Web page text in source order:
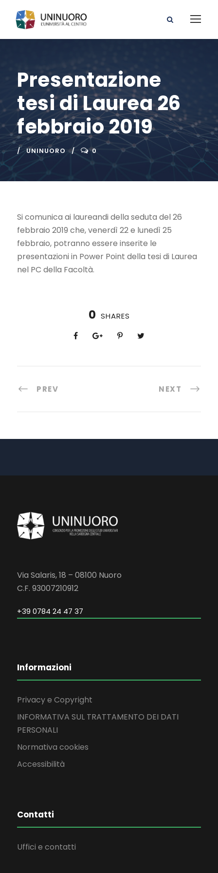
Presentazione
tesi di Laurea 26
febbraio 2019
UNINUORO 0
Si comunica ai laureandi della seduta del 26
febbraio 2019 che, venerdì 22 e lunedì 25
febbraio, potranno essere inserite le
presentazioni in Power Point della tesi di Laurea
nel PC della Facoltà.
0 SHARES
PREV NEXT
Via Salaris, 18 – 08100 Nuoro
C.F. 93007210912
+39 0784 24 47 37
Informazioni
Privacy e Copyright
INFORMATIVA SUL TRATTAMENTO DEI DATI
PERSONALI
Normativa cookies
Accessibilità
Contatti
Uffici e contatti